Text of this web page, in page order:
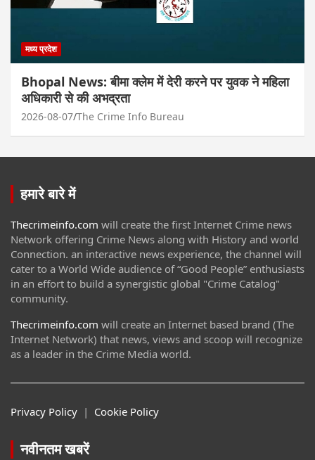
मध्य प्रदेश
Bhopal News: बीमा क्लेम में देरी करने पर युवक ने महिला
अधिकारी से की अभद्रता
2026-08-07 The Crime Info Bureau
हमारे बारे में
Thecrimeinfo.com will create the first Internet Crime news
Network offering Crime News along with History and world
Connection. an interactive news experience, the channel will
cater to a World Wide audience of “Good People” enthusiasts
in an effort to build a synergistic global "Crime Catalog"
community.
Thecrimeinfo.com will create an Internet based brand (The
Internet Network) that news, views and scoop will recognize
as a leader in the Crime Media world.
Privacy Policy | Cookie Policy
नवीनतम खबरें